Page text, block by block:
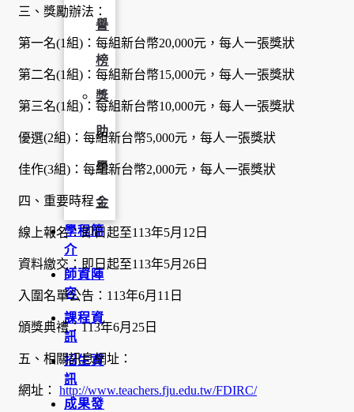
譽
榜
獎
助
學
金
學程簡
介
師資陣
容
課程資
訊
招生資
訊
成果發
三、獎勵辦法：
第一名(1組)：每組新台幣20,000元，每人一張獎狀
第二名(1組)：每組新台幣15,000元，每人一張獎狀
第三名(1組)：每組新台幣10,000元，每人一張獎狀
優選(2組)：每組新台幣5,000元，每人一張獎狀
佳作(3組)：每組新台幣2,000元，每人一張獎狀
四、重要時程：
線上報名：即日起至113年5月12日
資料繳交：即日起至113年5月26日
入圍名單公告：113年6月11日
頒獎典禮：113年6月25日
五、相關訊息網址：
網址： http://www.teachers.fju.edu.tw/FDIRC/